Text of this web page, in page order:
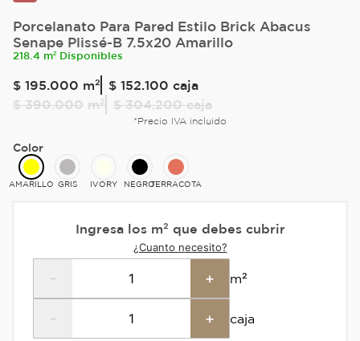
Porcelanato Para Pared Estilo Brick Abacus
Senape Plissé-B 7.5x20 Amarillo
218.4 m² Disponibles
$ 195.000 m² $ 152.100 caja
$ 390.000 m² $ 304.200caja
*Precio IVA incluido
Color
AMARILLO GRIS IVORY NEGROTERRACOTA
Ingresa los m² que debes cubrir
¿Cuanto necesito?
- + m²
- + caja